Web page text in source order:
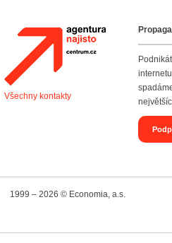
Agentura Najisto
Všechny kontakty
1999 – 2026 © Economia, a.s.